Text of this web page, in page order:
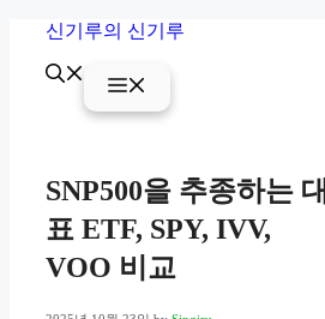
content
신기루의 신기루
SNP500을 추종하는 대
표 ETF, SPY, IVV,
VOO 비교